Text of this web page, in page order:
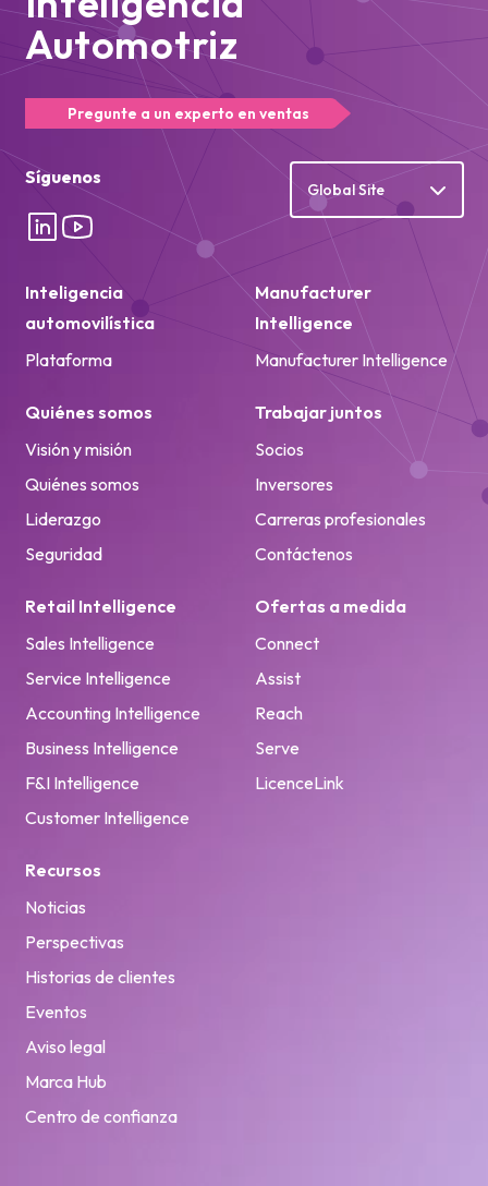
Automotriz
Pregunte a un experto en ventas
Síguenos
Global Site
Inteligencia
automovilística
Plataforma
Manufacturer
Intelligence
Manufacturer Intelligence
Quiénes somos
Visión y misión
Quiénes somos
Liderazgo
Seguridad
Trabajar juntos
Socios
Inversores
Carreras profesionales
Contáctenos
Retail Intelligence
Sales Intelligence
Service Intelligence
Accounting Intelligence
Business Intelligence
F&I Intelligence
Customer Intelligence
Ofertas a medida
Connect
Assist
Reach
Serve
LicenceLink
Recursos
Noticias
Perspectivas
Historias de clientes
Eventos
Aviso legal
Marca Hub
Centro de confianza